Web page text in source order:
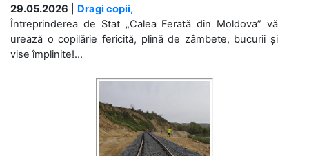
29.05.2026
Dragi copii,
Întreprinderea de Stat „Calea Ferată din Moldova” vă
urează o copilărie fericită, plină de zâmbete, bucurii și
vise împlinite!...